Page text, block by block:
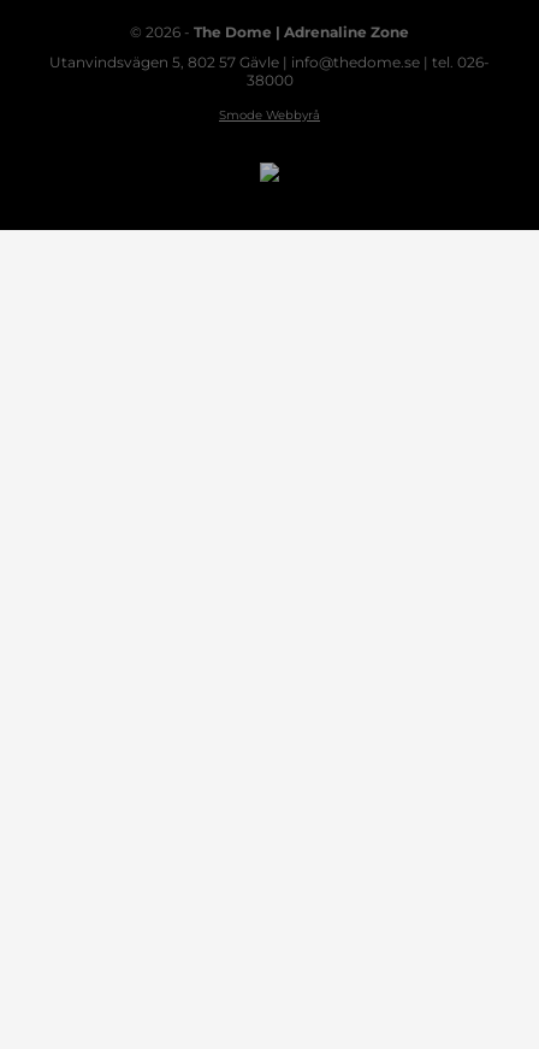
© 2026 - The Dome | Adrenaline Zone
Utanvindsvägen 5, 802 57 Gävle | info@thedome.se | tel. 026-
38000
Smode Webbyrå